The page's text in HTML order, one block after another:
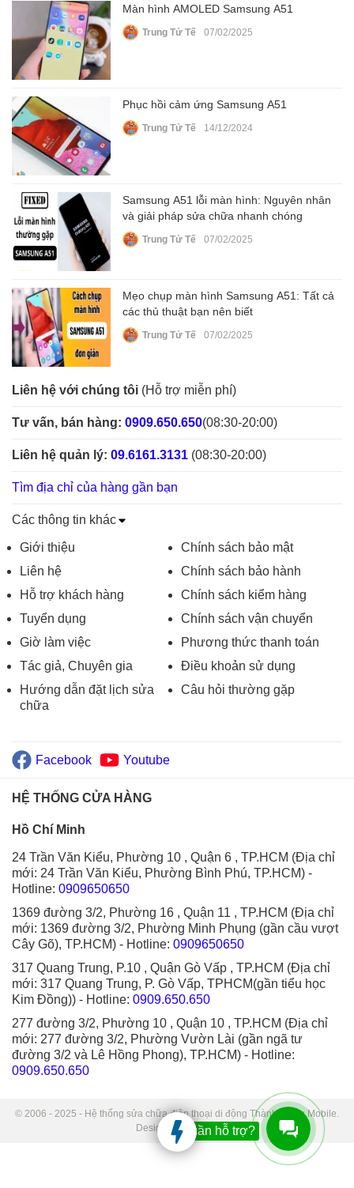
Màn hình AMOLED Samsung A51
Trung Tử Tế 07/02/2025
Phục hồi cảm ứng Samsung A51
Trung Tử Tế 14/12/2024
Samsung A51 lỗi màn hình: Nguyên nhân
và giải pháp sửa chữa nhanh chóng
Trung Tử Tế 07/02/2025
Mẹo chụp màn hình Samsung A51: Tất cả
các thủ thuật bạn nên biết
Trung Tử Tế 07/02/2025
Liên hệ với chúng tôi (Hỗ trợ miễn phí)
Tư vấn, bán hàng: 0909.650.650(08:30-20:00)
Liên hệ quản lý: 09.6161.3131 (08:30-20:00)
Tìm địa chỉ của hàng gần bạn
Các thông tin khác
Giới thiệu
Liên hệ
Hỗ trợ khách hàng
Tuyển dụng
Giờ làm việc
Tác giả, Chuyên gia
Hướng dẫn đặt lịch sửa
chữa
Chính sách bảo mật
Chính sách bảo hành
Chính sách kiểm hàng
Chính sách vận chuyển
Phương thức thanh toán
Điều khoản sử dụng
Câu hỏi thường gặp
Facebook Youtube
HỆ THỐNG CỬA HÀNG
Hồ Chí Minh
24 Trần Văn Kiểu, Phường 10 , Quận 6 , TP.HCM (Địa chỉ
mới: 24 Trần Văn Kiểu, Phường Bình Phú, TP.HCM) -
Hotline: 0909650650
1369 đường 3/2, Phường 16 , Quận 11 , TP.HCM (Địa chỉ
mới: 1369 đường 3/2, Phường Minh Phụng (gần cầu vượt
Cây Gõ), TP.HCM) - Hotline: 0909650650
317 Quang Trung, P.10 , Quận Gò Vấp , TP.HCM (Địa chỉ
mới: 317 Quang Trung, P. Gò Vấp, TPHCM(gần tiểu học
Kim Đồng)) - Hotline: 0909.650.650
277 đường 3/2, Phường 10 , Quận 10 , TP.HCM (Địa chỉ
mới: 277 đường 3/2, Phường Vườn Lài (gần ngã tư
đường 3/2 và Lê Hồng Phong), TP.HCM) - Hotline:
0909.650.650
© 2006 - 2025 - Hệ thống sửa chữa điện thoại di động Thành Trung Mobile.
Designed by Sudo.
Bạn cần hỗ trợ?